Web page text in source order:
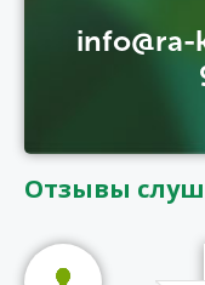
info@ra-
Отзывы